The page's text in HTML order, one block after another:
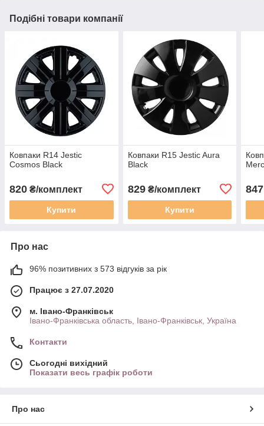
Подібні товари компанії
Ковпаки R14 Jestic
Cosmos Black
820 ₴/комплект
Купити
Ковпаки R15 Jestic Aura
Black
829₴/комплект
Купити
847
Про нас
96% позитивних з 573 відгуків за рік
Працює з 27.07.2020
м. Івано-Франківськ
Івано-Франківська область, Івано-Франківськ, Україна
Контакти
Сьогодні вихідний
Показати весь графік роботи
Про нас